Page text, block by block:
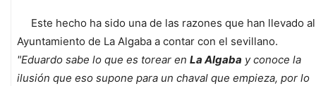
Este hecho ha sido una de las razones que han llevado al
Ayuntamiento de La Algaba a contar con el sevillano.
"Eduardo sabe lo que es torear en La Algaba y conoce la
ilusión que eso supone para un chaval que empieza, por lo